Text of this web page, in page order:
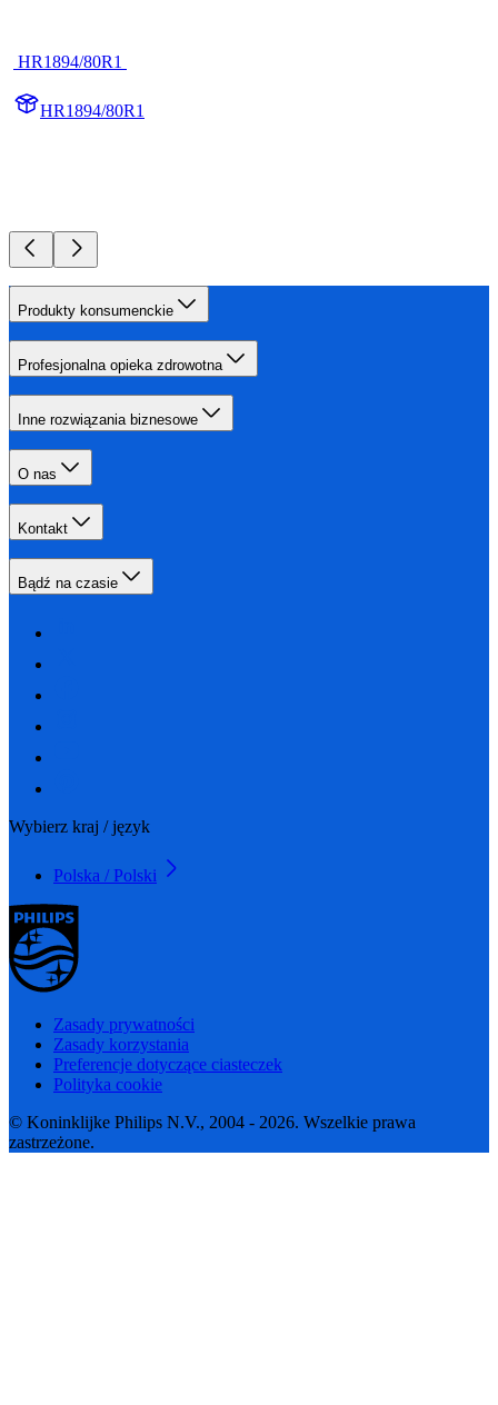
HR1894/80R1
HR1894/80R1
Produkty konsumenckie
Profesjonalna opieka zdrowotna
Inne rozwiązania biznesowe
O nas
Kontakt
Bądź na czasie
Wybierz kraj / język
Polska / Polski
Zasady prywatności
Zasady korzystania
Preferencje dotyczące ciasteczek
Polityka cookie
© Koninklijke Philips N.V., 2004 - 2026. Wszelkie prawa
zastrzeżone.